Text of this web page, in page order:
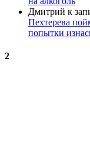
Дмитрий к
Пехтерева
попытки
2